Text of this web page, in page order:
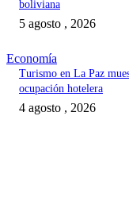
boliviana
5 agosto , 2026
Economía
Turismo en La Paz
ocupación hotelera
4 agosto , 2026